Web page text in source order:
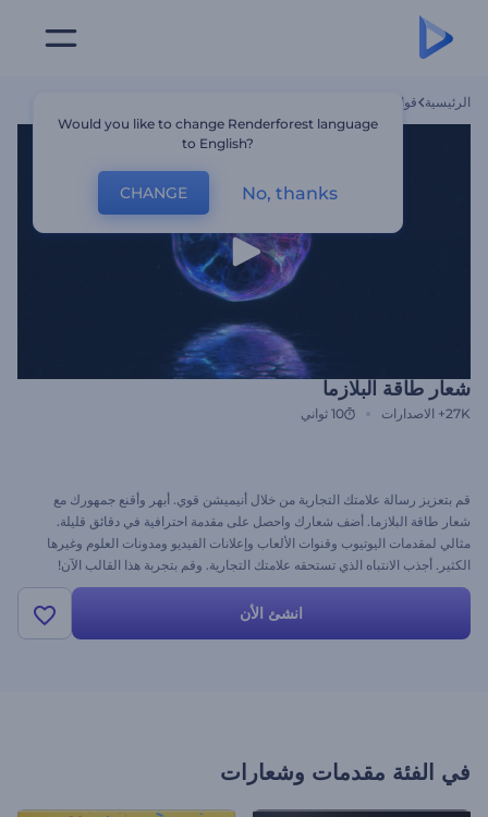
الرئيسية قوالب
شعار طاقة البلازما
27K+ الاصدارات 10 ثواني
قم بتعزيز رسالة علامتك التجارية من خلال أنيميشن قوي. أبهر وأقنع جمهورك مع
شعار طاقة البلازما. أضف شعارك واحصل على مقدمة احترافية في دقائق قليلة.
مثالي لمقدمات اليوتيوب وقنوات الألعاب وإعلانات الفيديو ومدونات العلوم وغيرها
الكثير. أجذب الانتباه الذي تستحقه علامتك التجارية. وقم بتجربة هذا القالب الآن!
انشئ الأن
في الفئة مقدمات وشعارات
Would you like to change Renderforest language
to English?
CHANGE No, thanks